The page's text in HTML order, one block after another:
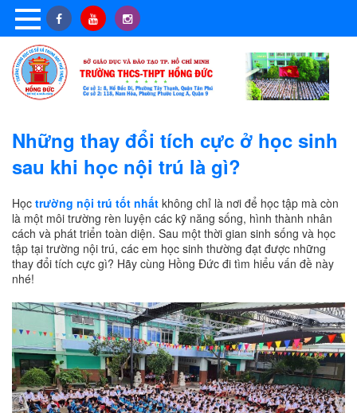
Những thay đổi tích cực ở học sinh
sau khi học nội trú là gì?
Học trường nội trú tốt nhất không chỉ là nơi để học tập mà còn
là một môi trường rèn luyện các kỹ năng sống, hình thành nhân
cách và phát triển toàn diện. Sau một thời gian sinh sống và học
tập tại trường nội trú, các em học sinh thường đạt được những
thay đổi tích cực gì? Hãy cùng Hồng Đức đi tìm hiểu vấn đề này
nhé!